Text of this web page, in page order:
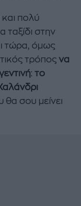
και πολύ
ταξίδι στην
τώρα, όμως
τρόπος να
: το
θα σου μείνει